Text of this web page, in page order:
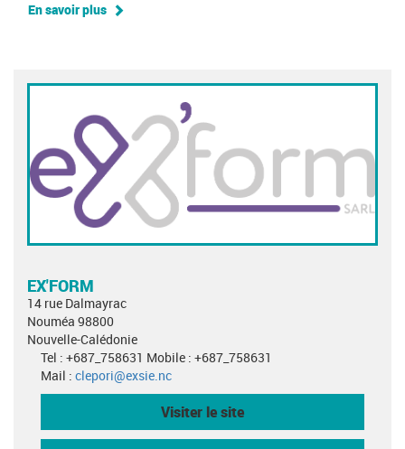
En savoir plus
EX'FORM
14 rue Dalmayrac
Nouméa 98800
Nouvelle-Calédonie
Tel : +687_758631 Mobile : +687_758631
Mail : clepori@exsie.nc
Visiter le site